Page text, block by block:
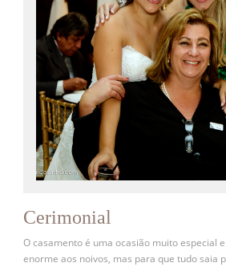
Cerimonial
O casamento é uma ocasião muito especial
enorme aos noivos, mas para que tudo saia